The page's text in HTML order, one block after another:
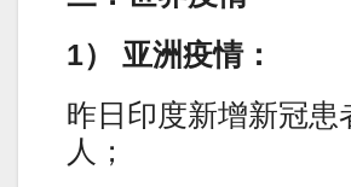
1） 亚洲疫情：
昨日印度新增新冠患
人；